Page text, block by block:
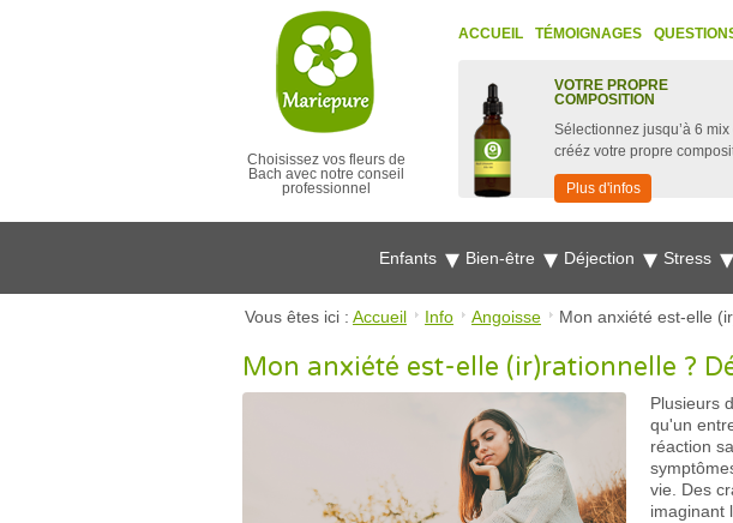
Choisissez vos fleurs de
Bach avec notre conseil
professionnel
ACCUEIL TÉMOIGNAGES
VOTRE PROPRE
COMPOSITION
Sélectionnez jusqu’à 6 mix
crééz votre propre
Plus d'infos
Enfants Bien-être Déjection Stress
Vous êtes ici : Accueil Info Angoisse Mon anxiété est-elle
Mon anxiété est-elle (ir)rationnelle ?
Plusieurs
qu'un
réaction
vie. Des
imaginant